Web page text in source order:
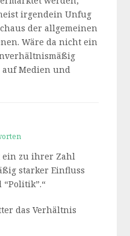
irgendein Unfug
der allgemeinen
Wäre da nicht ein
Medien und
ein zu ihrer Zahl
starker Einfluss
das Verhältnis